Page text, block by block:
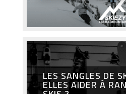
LES SANGLES DE
ELLES AIDER À